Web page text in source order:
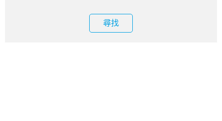
尋找